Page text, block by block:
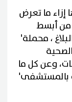
إزاء ما تعرض
أبسط
، محملة'
وعن كل ما
بالمستشفى'